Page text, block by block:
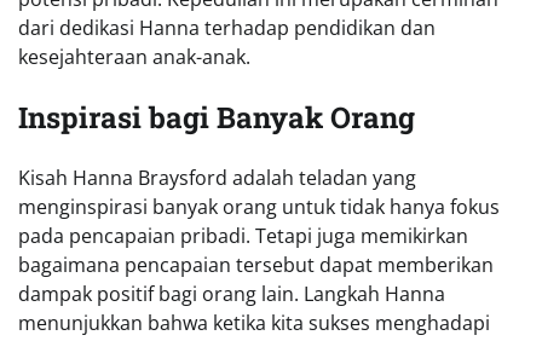
dari dedikasi Hanna terhadap pendidikan dan
kesejahteraan anak-anak.
Inspirasi bagi Banyak Orang
Kisah Hanna Braysford adalah teladan yang
menginspirasi banyak orang untuk tidak hanya fokus
pada pencapaian pribadi. Tetapi juga memikirkan
bagaimana pencapaian tersebut dapat memberikan
dampak positif bagi orang lain. Langkah Hanna
menunjukkan bahwa ketika kita sukses menghadapi